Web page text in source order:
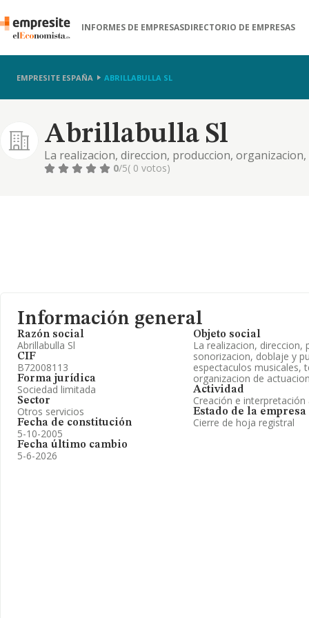
INFORMES DE EMPRESASDIRECTORIO DE EMPRESAS
EMPRESITE ESPAÑA ABRILLABULLA SL
Abrillabulla Sl
La realizacion, direccion, produccion,
escena de obras y espectaculos musicales,
0/5( 0 votos)
Información general
Razón social
Abrillabulla Sl
CIF
B72008113
Forma jurídica
Sociedad limitada
Sector
Otros servicios
Fecha de constitución
5-10-2005
Fecha último cambio
5-6-2026
Objeto social
La realizacion,
sonorizacion, doblaje y
espectaculos musicales,
organizacion de
Actividad
Creación e
Estado de la empresa
Cierre de hoja registral